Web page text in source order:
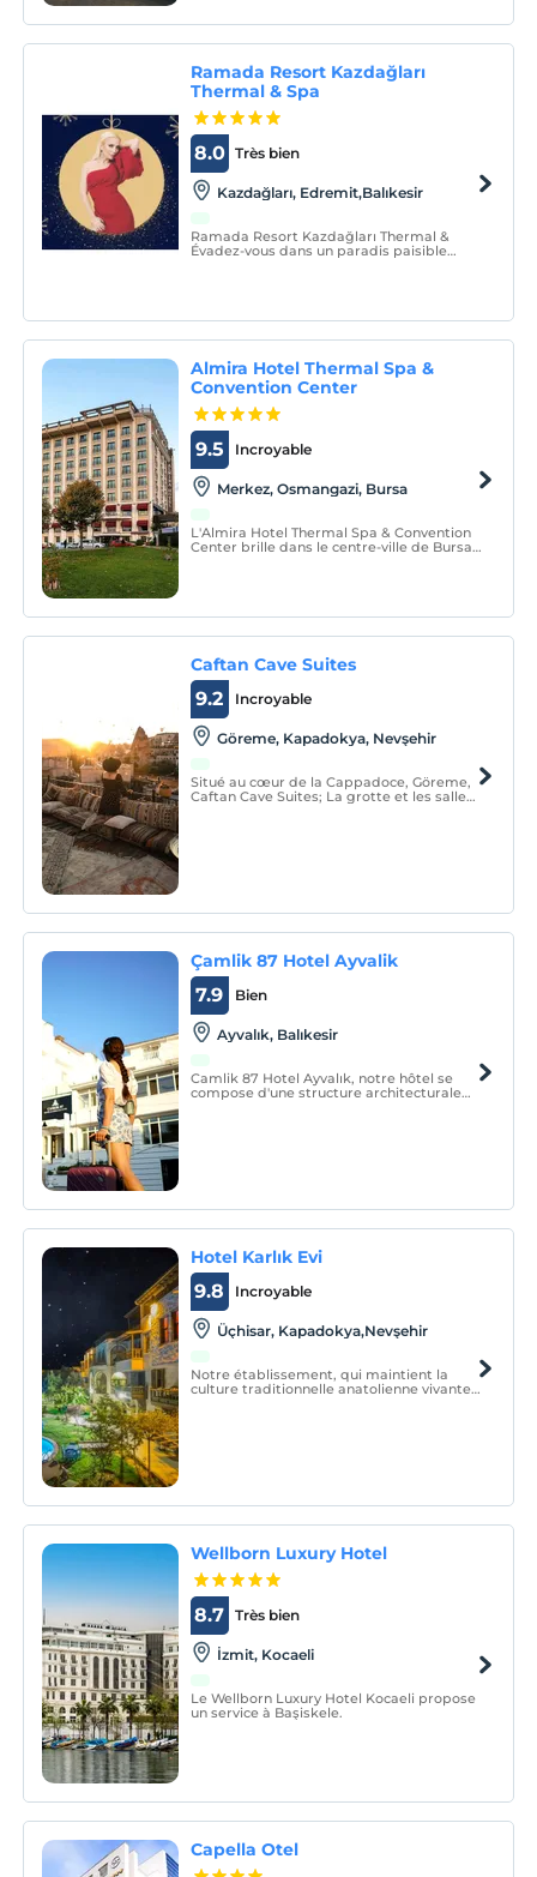
Ramada Resort Kazdağları
Thermal & Spa
Très bien
8.0
Kazdağları, Edremit,Balıkesir
Ramada Resort Kazdağları Thermal &
Évadez-vous dans un paradis paisible
Almira Hotel Thermal Spa &
Convention Center
Incroyable
9.5
Merkez, Osmangazi, Bursa
L'Almira Hotel Thermal Spa & Convention
Center brille dans le centre-ville de Bursa
Caftan Cave Suites
Incroyable
9.2
Göreme, Kapadokya, Nevşehir
Situé au cœur de la Cappadoce, Göreme,
Caftan Cave Suites; La grotte et les salles
Çamlik 87 Hotel Ayvalik
Bien
7.9
Ayvalık, Balıkesir
Camlik 87 Hotel Ayvalık, notre hôtel se
compose d'une structure architecturale
Hotel Karlık Evi
Incroyable
9.8
Üçhisar, Kapadokya,Nevşehir
Notre établissement, qui maintient la
culture traditionnelle anatolienne vivante,
Wellborn Luxury Hotel
Très bien
8.7
İzmit, Kocaeli
Le Wellborn Luxury Hotel Kocaeli propose
un service à Başiskele.
Capella Otel